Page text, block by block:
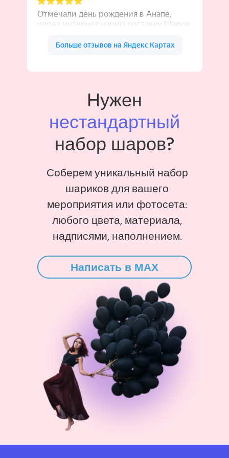
Нужен
нестандартный
набор шаров?
Соберем уникальный набор
шариков для вашего
мероприятия или фотосета:
любого цвета, материала,
надписями, наполнением.
Написать в MAX